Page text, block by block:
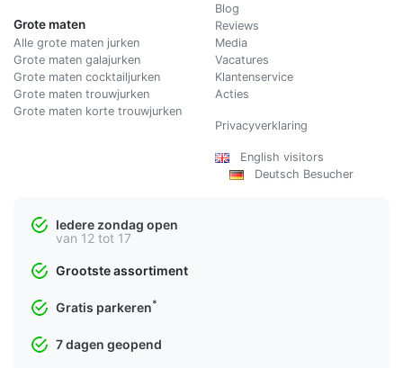
Grote maten
Alle grote maten jurken
Grote maten galajurken
Grote maten cocktailjurken
Grote maten trouwjurken
Grote maten korte trouwjurken
Blog
Reviews
Media
Vacatures
Klantenservice
Acties
Privacyverklaring
English visitors
Deutsch Besucher
Iedere zondag open
van 12 tot 17
Grootste assortiment
Gratis parkeren*
7 dagen geopend